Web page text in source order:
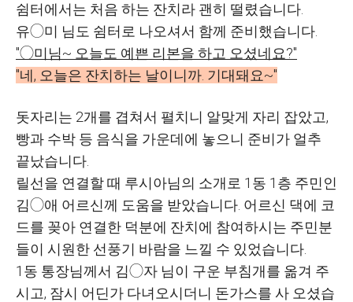
쉼터에서는 처음 하는 잔치라 괜히 떨렸습니다.
유◯미 님도 쉼터로 나오셔서 함께 준비했습니다.
"◯미님~ 오늘도 예쁜 리본을 하고 오셨네요?"
"네, 오늘은 잔치하는 날이니까. 기대돼요~"
돗자리는 2개를 겹쳐서 펼치니 알맞게 자리 잡았고,
빵과 수박 등 음식을 가운데에 놓으니 준비가 얼추
끝났습니다.
릴선을 연결할 때 루시아님의 소개로 1동 1층 주민인
김◯애 어르신께 도움을 받았습니다. 어르신 댁에 코
드를 꽂아 연결한 덕분에 잔치에 참여하시는 주민분
들이 시원한 선풍기 바람을 느낄 수 있었습니다.
1동 통장님께서 김◯자 님이 구운 부침개를 옮겨 주
시고, 잠시 어딘가 다녀오시더니 돈가스를 사 오셨습